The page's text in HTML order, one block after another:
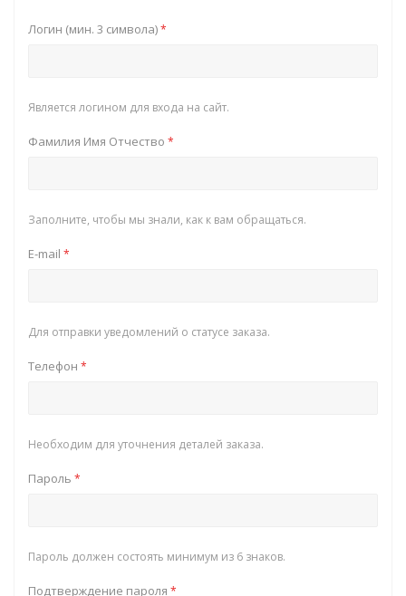
Логин (мин. 3 символа)*
Является логином для входа на сайт.
Фамилия Имя Отчество *
Заполните, чтобы мы знали, как к вам обращаться.
E-mail *
Для отправки уведомлений о статусе заказа.
Телефон *
Необходим для уточнения деталей заказа.
Пароль *
Пароль должен состоять минимум из 6 знаков.
Подтверждение пароля *